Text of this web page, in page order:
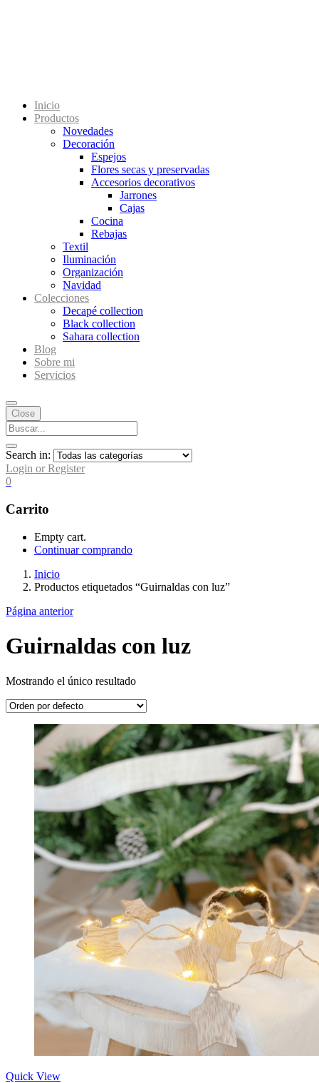
Inicio
Productos
Novedades
Decoración
Espejos
Flores secas y preservadas
Accesorios decorativos
Jarrones
Cajas
Cocina
Rebajas
Textil
Iluminación
Organización
Navidad
Colecciones
Decapé collection
Black collection
Sahara collection
Blog
Sobre mi
Servicios
Close
Search in:
Login or Register
0
Carrito
Empty cart.
Continuar comprando
Inicio
Productos etiquetados “Guirnaldas con luz”
Página anterior
Guirnaldas con luz
Mostrando el único resultado
Quick View